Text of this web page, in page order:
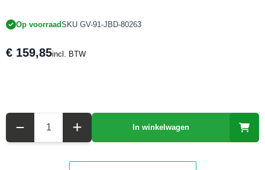
Op voorraadSKU GV-91-JBD-80263
€ 159,85incl. BTW
In winkelwagen